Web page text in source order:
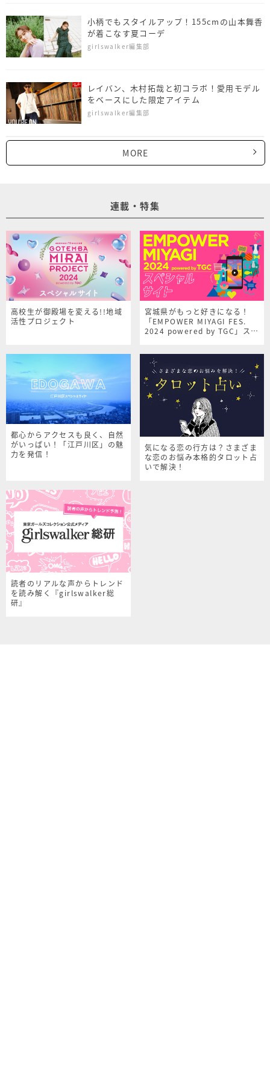
小柄でもスタイルアップ！155cmの山本舞香
が着こなす夏コーデ
girlswalker編集部
レイバン、木村拓哉と初コラボ！愛用モデル
をベースにした限定アイテム
girlswalker編集部
MORE
連載・特集
高校生が御殿場を変える!!地域
活性プロジェクト
宮城県がもっと好きになる！
「EMPOWER MIYAGI FES.
2024 powered by TGC」スペ
都心からアクセスも良く、自然
がいっぱい！「江戸川区」の魅
力を発信！
気になる恋の行方は？さまざま
な恋のお悩み本格的タロット占
いで解決！
読者のリアルな声からトレンド
を読み解く『girlswalker総
研』